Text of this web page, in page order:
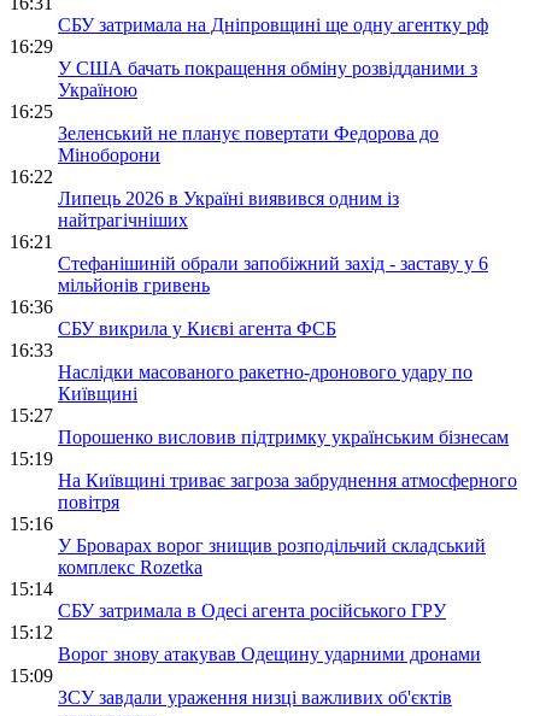
СБУ затримала на Дніпровщині ще одну агентку рф
16:29
У США бачать покращення обміну розвідданими з
Україною
16:25
Зеленський не планує повертати Федорова до
Міноборони
16:22
Липець 2026 в Україні виявився одним із
найтрагічніших
16:21
Стефанішиній обрали запобіжний захід - заставу у 6
мільйонів гривень
16:36
СБУ викрила у Києві агента ФСБ
16:33
Наслідки масованого ракетно-дронового удару по
Київщині
15:27
Порошенко висловив підтримку українським бізнесам
15:19
На Київщині триває загроза забруднення атмосферного
повітря
15:16
У Броварах ворог знищив розподільчий складський
комплекс Rozetka
15:14
СБУ затримала в Одесі агента російського ГРУ
15:12
Ворог знову атакував Одещину ударними дронами
15:09
ЗСУ завдали ураження низці важливих об'єктів